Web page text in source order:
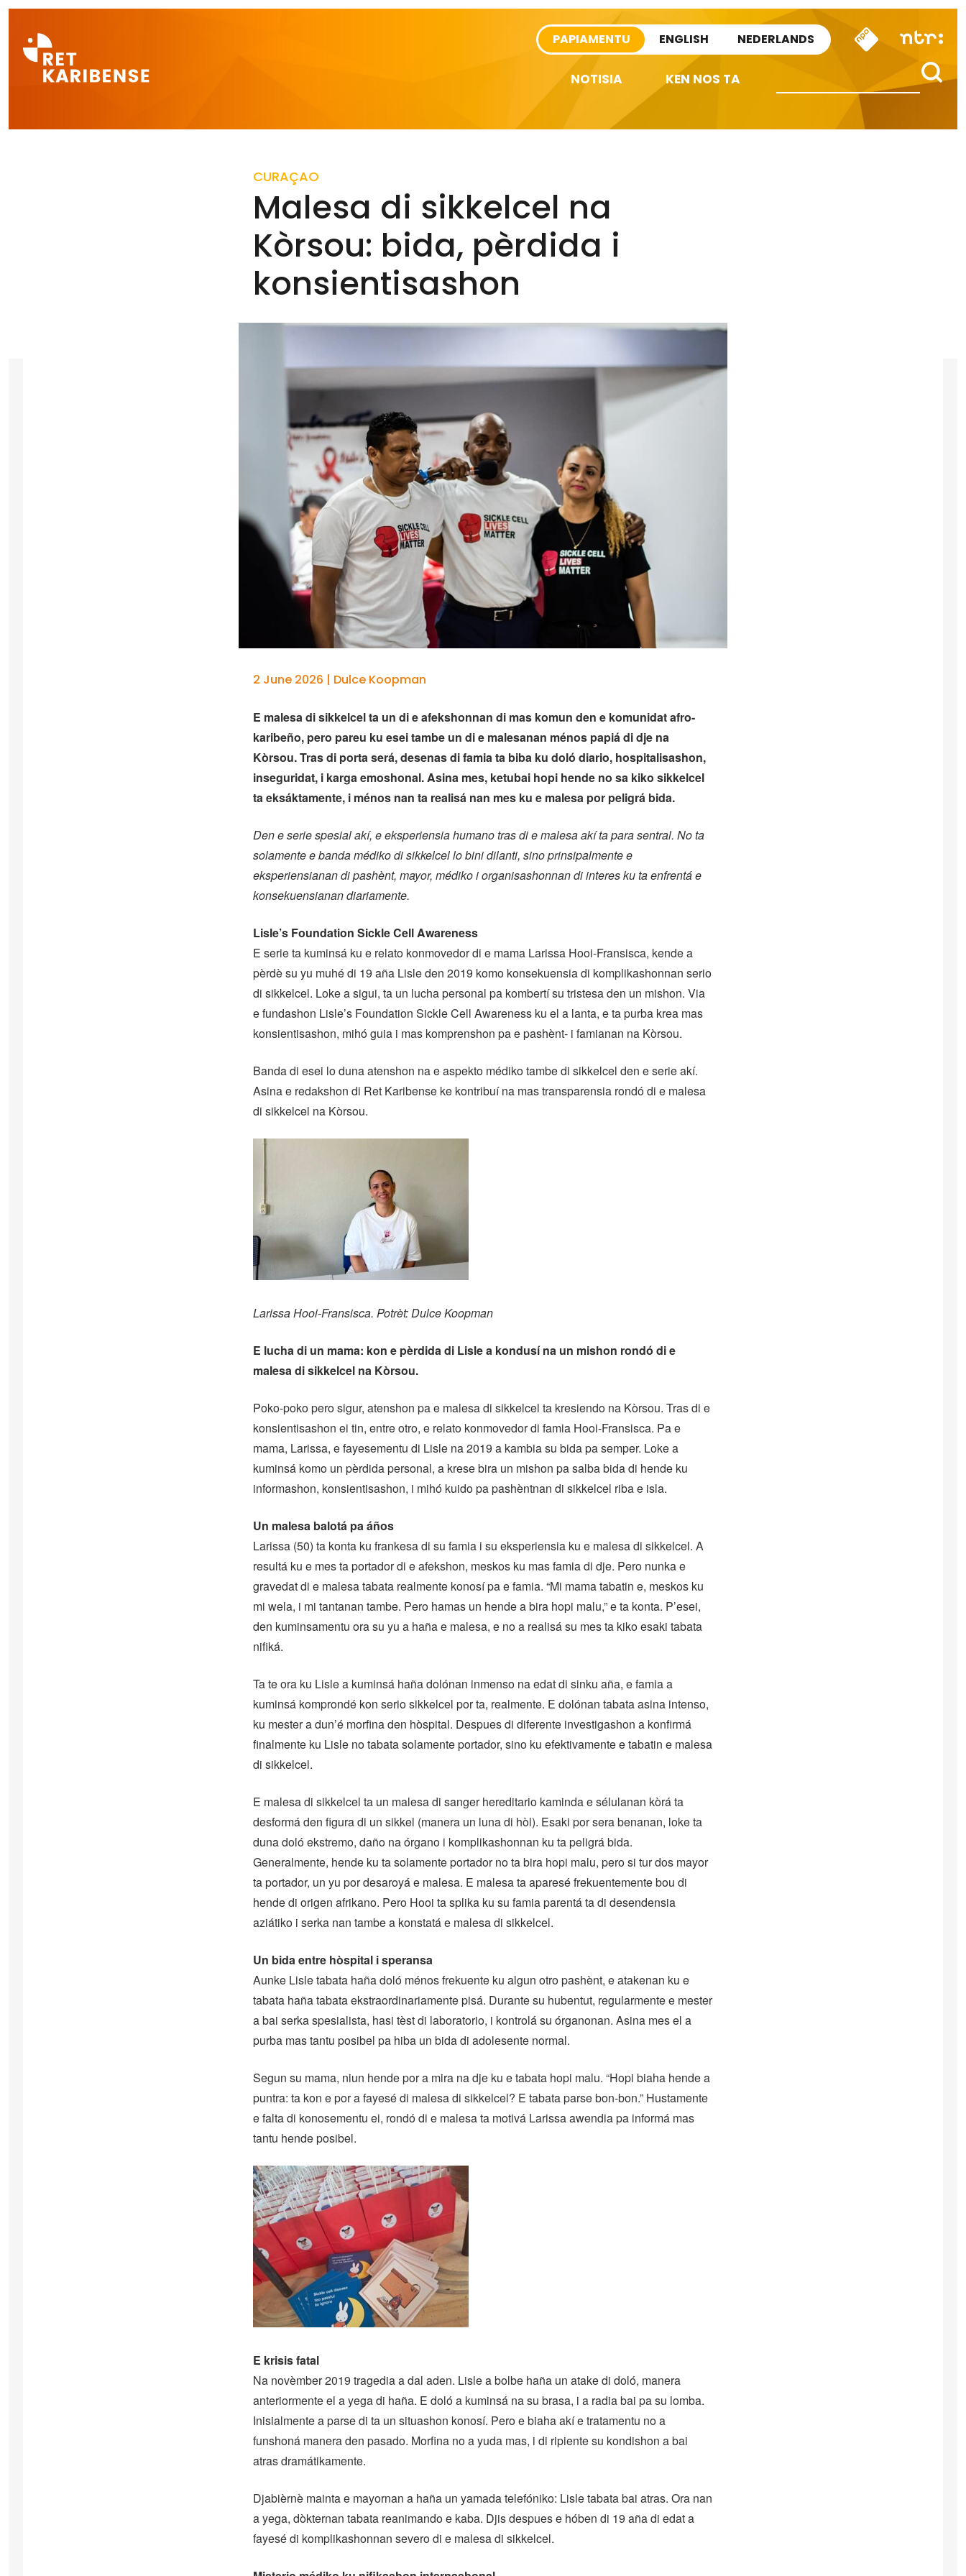
PAPIAMENTU ENGLISH NEDERLANDS
NOTISIA KEN NOS TA
CURAÇAO
Malesa di sikkelcel na
Kòrsou: bida, pèrdida i
konsientisashon
2 June 2026 | Dulce Koopman
E malesa di sikkelcel ta un di e afekshonnan di mas komun den e komunidat afro-
karibeño, pero pareu ku esei tambe un di e malesanan ménos papiá di dje na
Kòrsou.Tras di porta será, desenas di famia ta biba ku doló diario, hospitalisashon,
inseguridat, i karga emoshonal. Asina mes, ketubai hopi hende no sa kiko sikkelcel
ta eksáktamente, i ménos nan ta realisá nan mes ku e malesa por peligrá bida.
Den e serie spesial akí, e eksperiensia humano tras di e malesa akí ta para sentral. No ta
solamente e banda médiko di sikkelcel lo bini dilanti, sino prinsipalmente e
eksperiensianan di pashènt, mayor, médiko i organisashonnan di interes ku ta enfrentá e
konsekuensianan diariamente.
Lisle’s Foundation Sickle Cell Awareness
E serie ta kuminsá ku e relato konmovedor di e mama Larissa Hooi-Fransisca, kende a
pèrdè su yu muhé di 19 aña Lisle den 2019 komo konsekuensia di komplikashonnan serio
di sikkelcel. Loke a sigui, ta un lucha personal pa kombertí su tristesa den un mishon. Via
e fundashon Lisle’s Foundation Sickle Cell Awareness ku el a lanta, e ta purba krea mas
konsientisashon, mihó guia i mas komprenshon pa e pashènt- i famianan na Kòrsou.
Banda di esei lo duna atenshon na e aspekto médiko tambe di sikkelcel den e serie akí.
Asina e redakshon di Ret Karibense ke kontribuí na mas transparensia rondó di e malesa
di sikkelcel na Kòrsou.
Larissa Hooi-Fransisca. Potrèt: Dulce Koopman
E lucha di un mama: kon e pèrdida di Lisle a kondusí na un mishon rondó di e
malesa di sikkelcel na Kòrsou.
Poko-poko pero sigur, atenshon pa e malesa di sikkelcel ta kresiendo na Kòrsou. Tras di e
konsientisashon ei tin, entre otro, e relato konmovedor di famia Hooi-Fransisca. Pa e
mama, Larissa, e fayesementu di Lisle na 2019 a kambia su bida pa semper. Loke a
kuminsá komo un pèrdida personal, a krese bira un mishon pa salba bida di hende ku
informashon, konsientisashon, i mihó kuido pa pashèntnan di sikkelcel riba e isla.
Un malesa balotá pa áños
Larissa (50) ta konta ku frankesa di su famia i su eksperiensia ku e malesa di sikkelcel. A
resultá ku e mes ta portador di e afekshon, meskos ku mas famia di dje. Pero nunka e
gravedat di e malesa tabata realmente konosí pa e famia. “Mi mama tabatin e, meskos ku
mi wela, i mi tantanan tambe. Pero hamas un hende a bira hopi malu,” e ta konta. P’esei,
den kuminsamentu ora su yu a haña e malesa, e no a realisá su mes ta kiko esaki tabata
nifiká.
Ta te ora ku Lisle a kuminsá haña dolónan inmenso na edat di sinku aña, e famia a
kuminsá komprondé kon serio sikkelcel por ta, realmente. E dolónan tabata asina intenso,
ku mester a dun’é morfina den hòspital. Despues di diferente investigashon a konfirmá
finalmente ku Lisle no tabata solamente portador, sino ku efektivamente e tabatin e malesa
di sikkelcel.
E malesa di sikkelcel ta un malesa di sanger hereditario kaminda e sélulanan kòrá ta
desformá den figura di un sikkel (manera un luna di hòl). Esaki por sera benanan, loke ta
duna doló ekstremo, daño na órgano i komplikashonnan ku ta peligrá bida.
Generalmente, hende ku ta solamente portador no ta bira hopi malu, pero si tur dos mayor
ta portador, un yu por desaroyá e malesa. E malesa ta aparesé frekuentemente bou di
hende di origen afrikano. Pero Hooi ta splika ku su famia parentá ta di desendensia
aziátiko i serka nan tambe a konstatá e malesa di sikkelcel.
Un bida entre hòspital i speransa
Aunke Lisle tabata haña doló ménos frekuente ku algun otro pashènt, e atakenan ku e
tabata haña tabata ekstraordinariamente pisá. Durante su hubentut, regularmente e mester
a bai serka spesialista, hasi tèst di laboratorio, i kontrolá su órganonan. Asina mes el a
purba mas tantu posibel pa hiba un bida di adolesente normal.
Segun su mama, niun hende por a mira na dje ku e tabata hopi malu. “Hopi biaha hende a
puntra: ta kon e por a fayesé di malesa di sikkelcel? E tabata parse bon-bon.” Hustamente
e falta di konosementu ei, rondó di e malesa ta motivá Larissa awendia pa informá mas
tantu hende posibel.
E krisis fatal
Na novèmber 2019 tragedia a dal aden. Lisle a bolbe haña un atake di doló, manera
anteriormente el a yega di haña. E doló a kuminsá na su brasa, i a radia bai pa su lomba.
Inisialmente a parse di ta un situashon konosí. Pero e biaha akí e tratamentu no a
funshoná manera den pasado. Morfina no a yuda mas, i di ripiente su kondishon a bai
atras dramátikamente.
Djabièrnè mainta e mayornan a haña un yamada telefóniko: Lisle tabata bai atras. Ora nan
a yega, dòkternan tabata reanimando e kaba. Djis despues e hóben di 19 aña di edat a
fayesé di komplikashonnan severo di e malesa di sikkelcel.